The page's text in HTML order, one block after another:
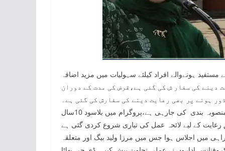
ہونےوالے افراد کیلئے سہولیات میں مزید اضافہ
قرض جلد واپس کرنے پر 20 فیصد تک رعایت دینے کی سفار ش کی گئی ہے،قرض کی مدت کے دوران
ہونے پر بھی رعایت دینے کی سفارش کی گئی ہے۔
وزیر اعلی ٰپنجاب کی ہدایت پر قرض واپسی میں آسانی پیدا کرنے کی منصوبہ بندی کی جارہی ہے،پروگرام میں بلاسود 10سال
رعایت کے لیے لائحہ عمل کی تیاری شروع کردی گئی ہے
میں اجلاس ہوا جس میں مرزا ولید بیگ اور متعلقہ